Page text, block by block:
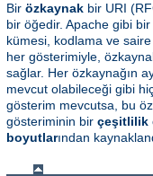
Bir özkaynak bir URI
bir öğedir. Apache gibi
kümesi, kodlama ve
her gösterimiyle,
sağlar. Her özkaynağın
mevcut olabileceği gibi
gösterim mevcutsa, bu
gösteriminin bir çeşitlilik
boyutlarından